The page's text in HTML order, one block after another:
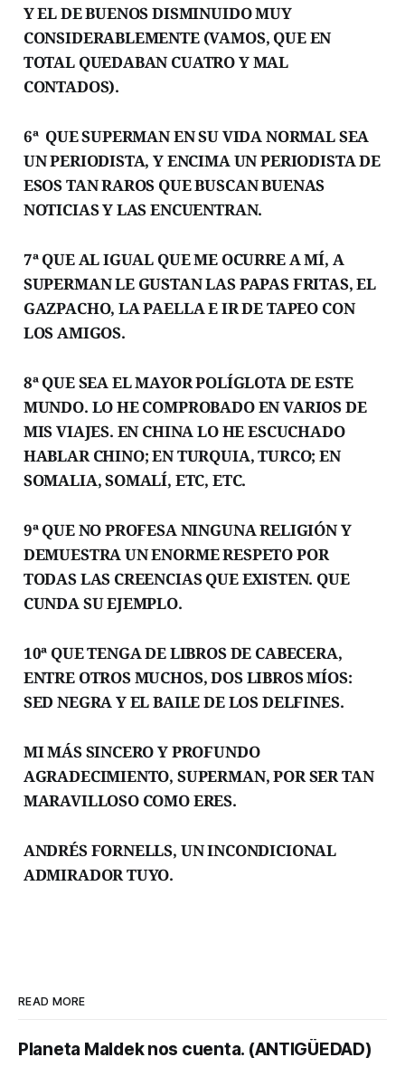
Y EL DE BUENOS DISMINUIDO MUY
CONSIDERABLEMENTE (VAMOS, QUE EN
TOTAL QUEDABAN CUATRO Y MAL
CONTADOS).
6ª QUE SUPERMAN EN SU VIDA NORMAL SEA
UN PERIODISTA, Y ENCIMA UN PERIODISTA DE
ESOS TAN RAROS QUE BUSCAN BUENAS
NOTICIAS Y LAS ENCUENTRAN.
7ª QUE AL IGUAL QUE ME OCURRE A MÍ, A
SUPERMAN LE GUSTAN LAS PAPAS FRITAS, EL
GAZPACHO, LA PAELLA E IR DE TAPEO CON
LOS AMIGOS.
8ª QUE SEA EL MAYOR POLÍGLOTA DE ESTE
MUNDO. LO HE COMPROBADO EN VARIOS DE
MIS VIAJES. EN CHINA LO HE ESCUCHADO
HABLAR CHINO; EN TURQUIA, TURCO; EN
SOMALIA, SOMALÍ, ETC, ETC.
9ª QUE NO PROFESA NINGUNA RELIGIÓN Y
DEMUESTRA UN ENORME RESPETO POR
TODAS LAS CREENCIAS QUE EXISTEN. QUE
CUNDA SU EJEMPLO.
10ª QUE TENGA DE LIBROS DE CABECERA,
ENTRE OTROS MUCHOS, DOS LIBROS MÍOS:
SED NEGRA Y EL BAILE DE LOS DELFINES.
MI MÁS SINCERO Y PROFUNDO
AGRADECIMIENTO, SUPERMAN, POR SER TAN
MARAVILLOSO COMO ERES.
ANDRÉS FORNELLS, UN INCONDICIONAL
ADMIRADOR TUYO.
READ MORE
Planeta Maldek nos cuenta. (ANTIGÜEDAD)